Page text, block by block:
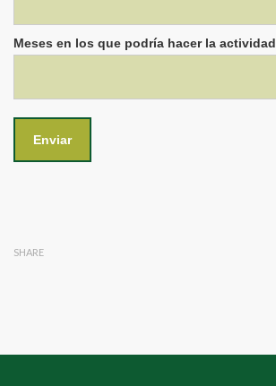
Meses en los que podría hacer la actividad
Enviar
SHARE